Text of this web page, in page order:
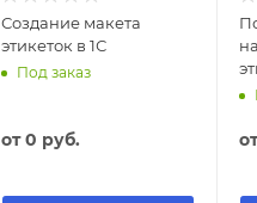
Создание макета
этикеток в 1С
Под заказ
от0 руб.